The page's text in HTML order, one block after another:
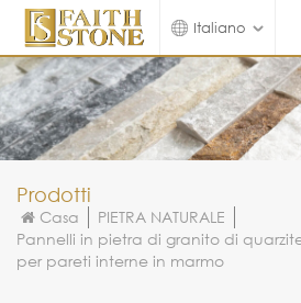
Italiano
Prodotti
Casa
PIETRA NATURALE
Pannelli in pietra di granito di
per pareti interne in marmo